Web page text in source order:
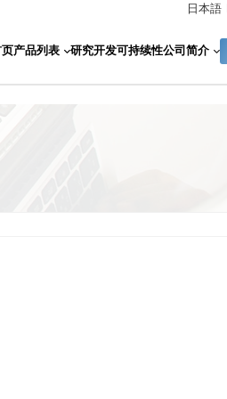
日本語
产品列表 研究开发可持续性公司简介